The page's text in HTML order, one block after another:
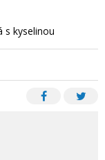
s kyselinou